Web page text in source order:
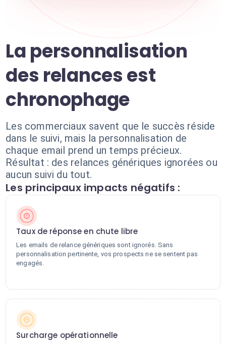
La personnalisation
des relances est
chronophage
Les commerciaux savent que le succès réside
dans le suivi, mais la personnalisation de
chaque email prend un temps précieux.
Résultat : des relances génériques ignorées ou
aucun suivi du tout.
Les principaux impacts négatifs :
Taux de réponse en chute libre
Les emails de relance génériques sont ignorés. Sans
personnalisation pertinente, vos prospects ne se sentent pas
engagés.
Surcharge opérationnelle